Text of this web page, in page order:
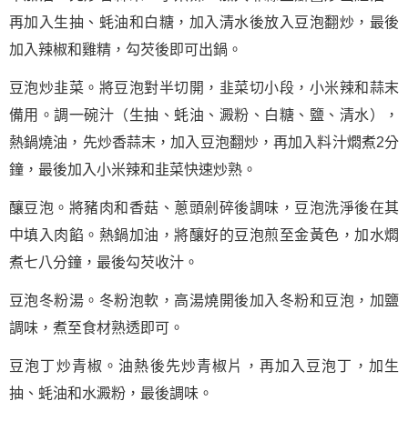
再加入生抽、蚝油和白糖，加入清水後放入豆泡翻炒，最後
加入辣椒和雞精，勾芡後即可出鍋。
豆泡炒韭菜。將豆泡對半切開，韭菜切小段，小米辣和蒜末
備用。調一碗汁（生抽、蚝油、澱粉、白糖、鹽、清水），
熱鍋燒油，先炒香蒜末，加入豆泡翻炒，再加入料汁燜煮2分
鐘，最後加入小米辣和韭菜快速炒熟。
釀豆泡。將豬肉和香菇、蔥頭剁碎後調味，豆泡洗淨後在其
中填入肉餡。熱鍋加油，將釀好的豆泡煎至金黃色，加水燜
煮七八分鐘，最後勾芡收汁。
豆泡冬粉湯。冬粉泡軟，高湯燒開後加入冬粉和豆泡，加鹽
調味，煮至食材熟透即可。
豆泡丁炒青椒。油熱後先炒青椒片，再加入豆泡丁，加生
抽、蚝油和水澱粉，最後調味。